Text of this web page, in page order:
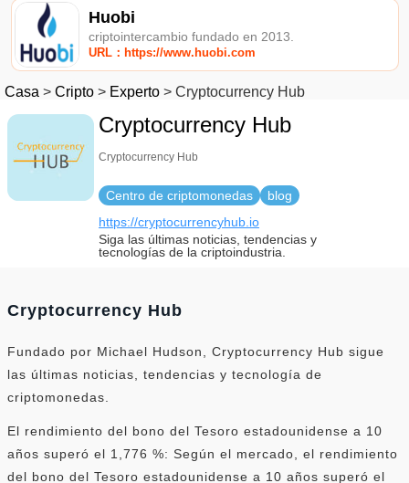
Huobi
criptointercambio fundado en 2013.
URL：https://www.huobi.com
Casa > Cripto > Experto > Cryptocurrency Hub
Cryptocurrency Hub
Cryptocurrency Hub
Centro de criptomonedas
blog
https://cryptocurrencyhub.io
Siga las últimas noticias, tendencias y
tecnologías de la criptoindustria.
Cryptocurrency Hub
Fundado por Michael Hudson, Cryptocurrency Hub sigue
las últimas noticias, tendencias y tecnología de
criptomonedas.
El rendimiento del bono del Tesoro estadounidense a 10
años superó el 1,776 %: Según el mercado, el rendimiento
del bono del Tesoro estadounidense a 10 años superó el